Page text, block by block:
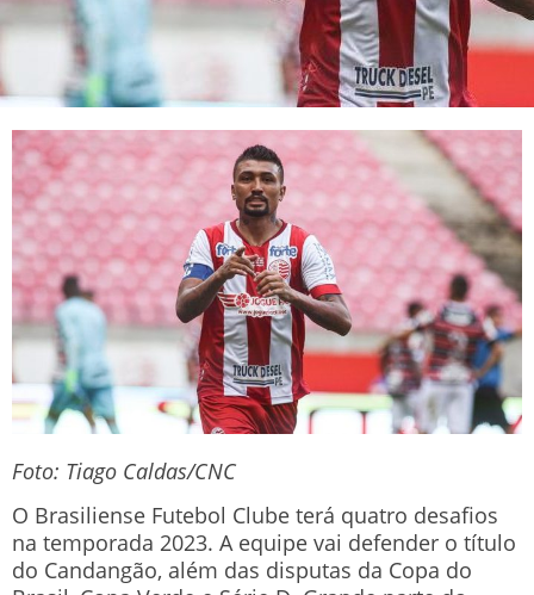
Foto: Tiago Caldas/CNC
O Brasiliense Futebol Clube terá quatro desafios
na temporada 2023. A equipe vai defender o título
do Candangão, além das disputas da Copa do